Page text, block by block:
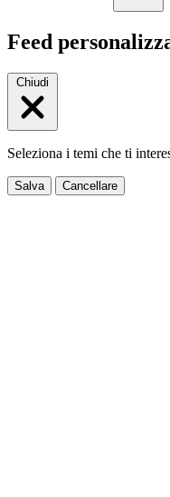
Feed
Chiudi
Seleziona i temi che ti
Salva Cancellare